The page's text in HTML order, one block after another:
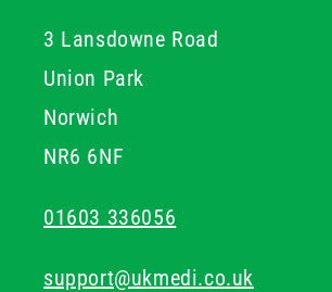
3 Lansdowne Road
Union Park
Norwich
NR6 6NF
01603 336056
support@ukmedi.co.uk